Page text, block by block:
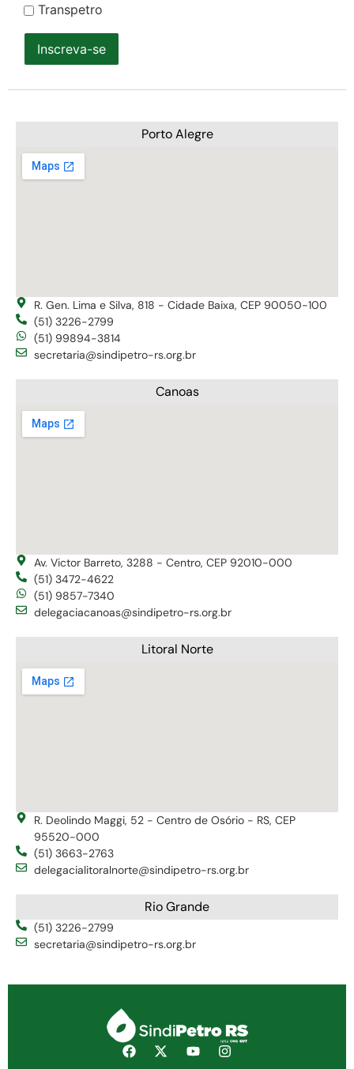
Transpetro
Inscreva-se
Porto Alegre
R. Gen. Lima e Silva, 818 - Cidade Baixa, CEP 90050-100
(51) 3226-2799
(51) 99894-3814
secretaria@sindipetro-rs.org.br
Canoas
Av. Victor Barreto, 3288 - Centro, CEP 92010-000
(51) 3472-4622
(51) 9857-7340
delegaciacanoas@sindipetro-rs.org.br
Litoral Norte
R. Deolindo Maggi, 52 - Centro de Osório - RS, CEP
95520-000
(51) 3663-2763
delegacialitoralnorte@sindipetro-rs.org.br
Rio Grande
(51) 3226-2799
secretaria@sindipetro-rs.org.br